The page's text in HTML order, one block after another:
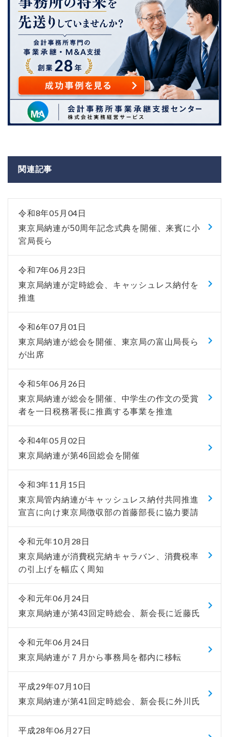
関連記事
令和8年05月04日
東京局納連が50周年記念式典を開催、来賓に小
宮局長ら
令和7年06月23日
東京局納連が定時総会、キャッシュレス納付を
推進
令和6年07月01日
東京局納連が総会を開催、東京局の富山局長ら
が出席
令和5年06月26日
東京局納連が総会を開催、中学生の作文の受賞
者を一日税務署長に推薦する事業を推進
令和4年05月02日
東京局納連が第46回総会を開催
令和3年11月15日
東京局管内納連がキャッシュレス納付共同推進
宣言に向け東京局徴収部の首藤部長に協力要請
令和元年10月28日
東京局納連が消費税完納キャラバン、消費税率
の引上げを幅広く周知
令和元年06月24日
東京局納連が第43回定時総会、新会長に近藤氏
令和元年06月24日
東京局納連が７月から事務局を都内に移転
平成29年07月10日
東京局納連が第41回定時総会、新会長に外川氏
平成28年06月27日